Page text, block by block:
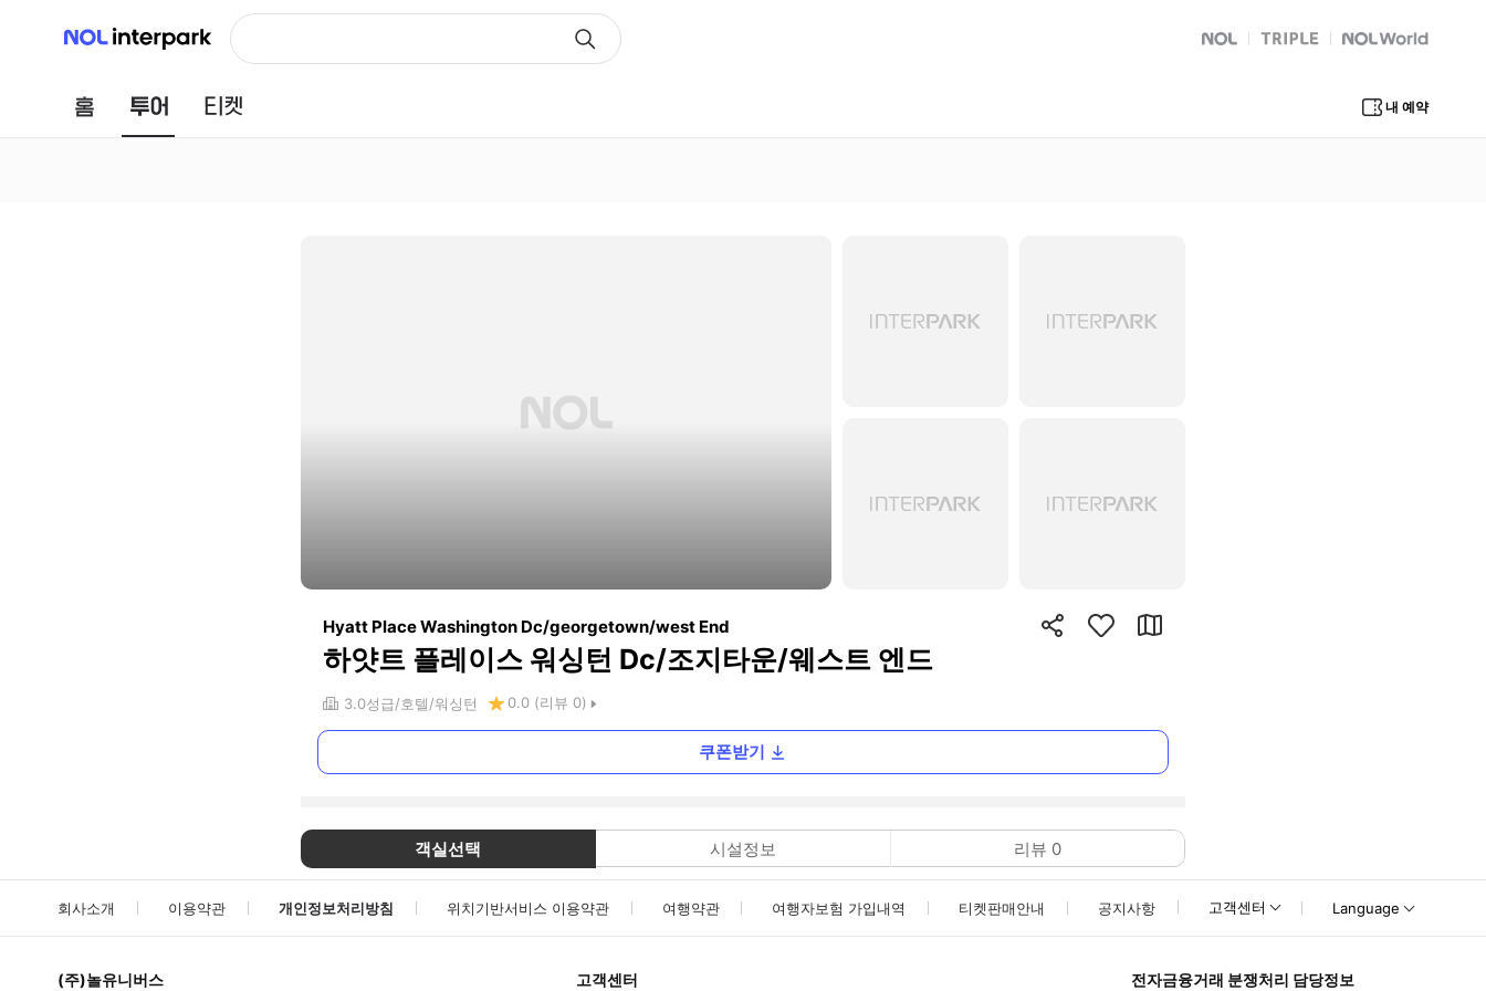
NOL 인터파크
NOL
트리플 Global Interpark
홈 투어 내 예약
Hyatt Place Washington Dc/georgetown/west End
하얏트 플레이스 워싱턴 Dc/조지타운/웨스트 엔드
3.0성급 호텔 워싱턴 0.0 (리뷰 0)
쿠폰받기
객실선택 시설정보 리뷰 0
회사소개 이용약관 개인정보처리방침 위치기반서비스 이용약관 여행약관 여행자보험 가입내역 티켓판매안내 공지사항 고객센터 Language
(주)놀유니버스 고객센터 전자금융거래 분쟁처리 담당정보